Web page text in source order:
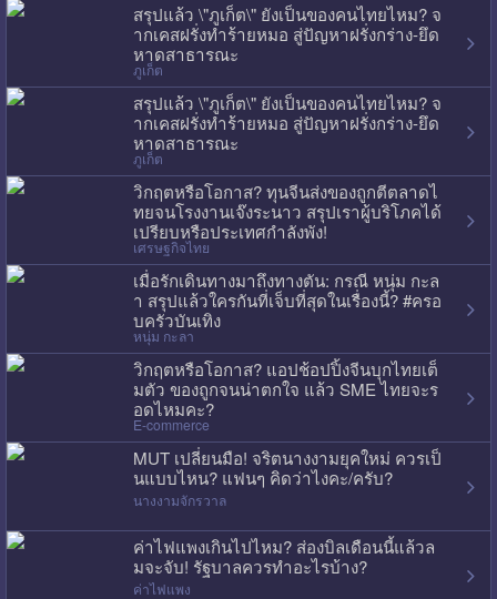
สรุปแล้ว \"ภูเก็ต\" ยังเป็นของคนไทยไหม? จ
ากเคสฝรั่งทำร้ายหมอ สู่ปัญหาฝรั่งกร่าง-ยึด
หาดสาธารณะ
ภูเก็ต
สรุปแล้ว \"ภูเก็ต\" ยังเป็นของคนไทยไหม? จ
ากเคสฝรั่งทำร้ายหมอ สู่ปัญหาฝรั่งกร่าง-ยึด
หาดสาธารณะ
ภูเก็ต
วิกฤตหรือโอกาส? ทุนจีนส่งของถูกตีตลาดไ
ทยจนโรงงานเจ๊งระนาว สรุปเราผู้บริโภคได้
เปรียบหรือประเทศกำลังพัง!
เศรษฐกิจไทย
เมื่อรักเดินทางมาถึงทางตัน: กรณี หนุ่ม กะล
า สรุปแล้วใครกันที่เจ็บที่สุดในเรื่องนี้? #ครอ
บครัวบันเทิง
หนุ่ม กะลา
วิกฤตหรือโอกาส? แอปช้อปปิ้งจีนบุกไทยเต็
มตัว ของถูกจนน่าตกใจ แล้ว SME ไทยจะร
อดไหมคะ?
E-commerce
MUT เปลี่ยนมือ! จริตนางงามยุคใหม่ ควรเป็
นแบบไหน? แฟนๆ คิดว่าไงคะ/ครับ?
นางงามจักรวาล
ค่าไฟแพงเกินไปไหม? ส่องบิลเดือนนี้แล้วล
มจะจับ! รัฐบาลควรทำอะไรบ้าง?
ค่าไฟแพง